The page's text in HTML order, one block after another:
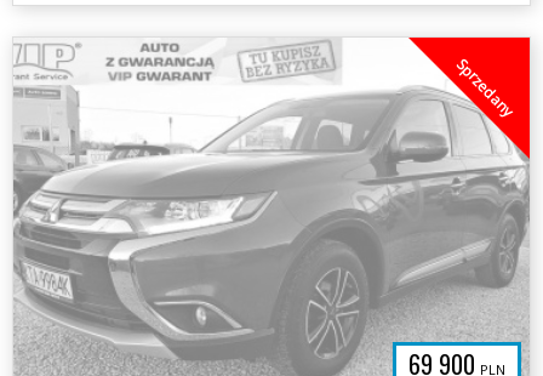
69 900 PLN
Sprzedany